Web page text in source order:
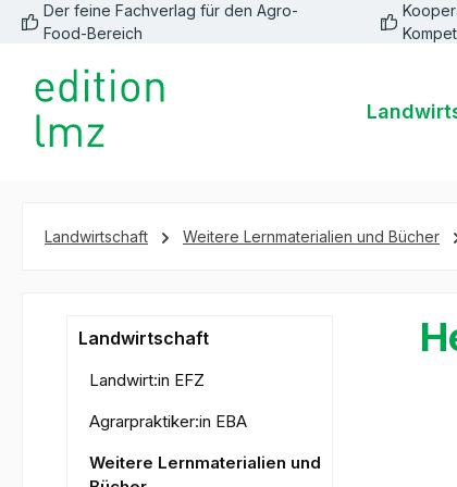
Zur Hauptnavigation springen
Der feine Fachverlag für den Agro-
Food-Bereich
Landwirtschaft Weitere Lernmaterialien und Bücher
Landwirtschaft
Landwirt:in EFZ
Agrarpraktiker:in EBA
Weitere Lernmaterialien und